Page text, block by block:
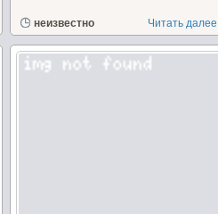
неизвестно Читать далее